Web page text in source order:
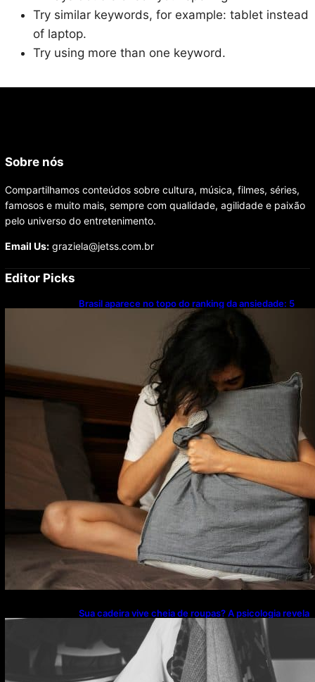
Try similar keywords, for example: tablet instead
of laptop.
Try using more than one keyword.
Sobre nós
Compartilhamos conteúdos sobre cultura, música, filmes, séries,
famosos e muito mais, sempre com qualidade, agilidade e paixão
pelo universo do entretenimento.
Email Us: graziela@jetss.com.br
Editor Picks
Brasil aparece no topo do ranking da ansiedade: 5
hábitos simples podem ajudar a evitar o problema
Sua cadeira vive cheia de roupas? A psicologia revela
o que esse hábito pode estar escondendo